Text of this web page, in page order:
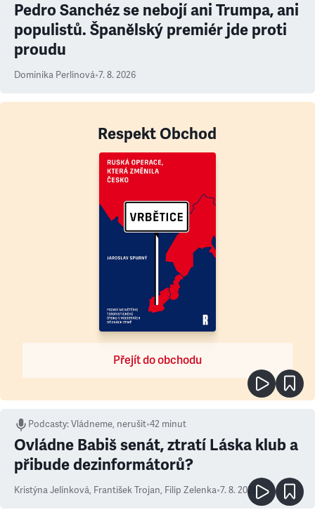
Pedro Sanchéz se nebojí ani Trumpa, ani
populistů. Španělský premiér jde proti
proudu
Dominika Perlínová•7. 8. 2026
Respekt Obchod
Přejít do obchodu
Podcasty:Vládneme, nerušit•42 minut
Ovládne Babiš senát, ztratí Láska klub a
přibude dezinformátorů?
Kristýna Jelínková, František Trojan, Filip Zelenka•7. 8. 2026